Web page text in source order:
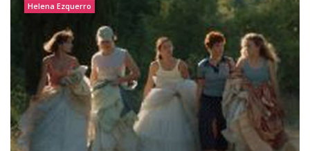
Helena Ezquerro